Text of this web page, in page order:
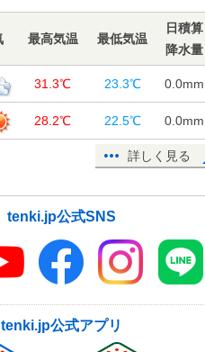
(日) 関東の天気 午後は広く
きめの傘を 暑さ和らぐ
九州は梅雨本番「滝のような
も 遅れている沖縄の梅雨明け
週間天気
雷雲が発達 北海道で真夏日
5号が北上中 小笠原諸島は高波
意 本州などへの影響は?
最高気温 最低気温
日積算
降水量
31.3℃ 23.3℃ 0.0mm
28.2℃ 22.5℃ 0.0mm
詳しく見る
tenki.jp公式SNS
tenki.jp公式アプリ